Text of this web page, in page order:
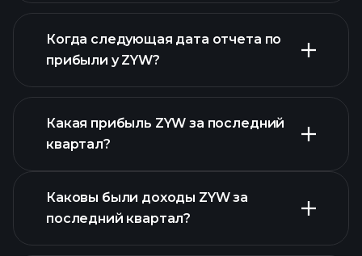
финансовые отчеты ZYW
Когда следующая дата отчета по
прибыли у ZYW?
Какая прибыль ZYW за последний
квартал?
Каковы были доходы ZYW за
последний квартал?